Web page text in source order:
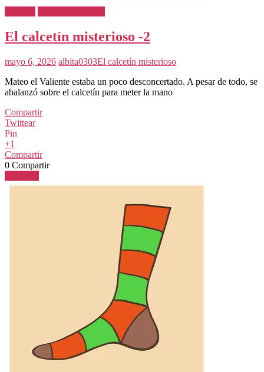
El calcetín misterioso -2
mayo 6, 2026 albita0303El calcetín misterioso
Mateo el Valiente estaba un poco desconcertado. A pesar de todo, se
abalanzó sobre el calcetín para meter la mano
Compartir
Twittear
Pin
+1
Compartir
0 Compartir